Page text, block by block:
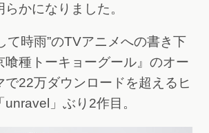
かになりました。
て時雨”のTVアニメへの書き下
喰種トーキョーグール』のオー
で22万ダウンロードを超えるヒ
」ぶり2作目。